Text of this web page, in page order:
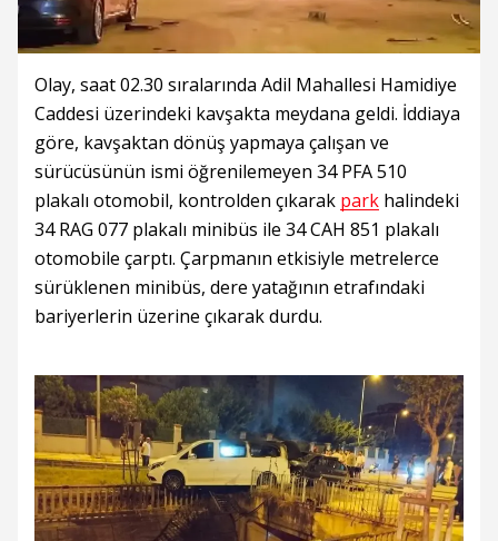
Olay, saat 02.30 sıralarında Adil Mahallesi Hamidiye
Caddesi üzerindeki kavşakta meydana geldi. İddiaya
göre, kavşaktan dönüş yapmaya çalışan ve
sürücüsünün ismi öğrenilemeyen 34 PFA 510
plakalı otomobil, kontrolden çıkarak park halindeki
34 RAG 077 plakalı minibüs ile 34 CAH 851 plakalı
otomobile çarptı. Çarpmanın etkisiyle metrelerce
sürüklenen minibüs, dere yatağının etrafındaki
bariyerlerin üzerine çıkarak durdu.